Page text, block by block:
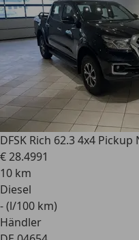
DFSK Rich 62.3 4x4 Pickup
€ 28.4991
10 km
Diesel
- (l/100 km)
Händler